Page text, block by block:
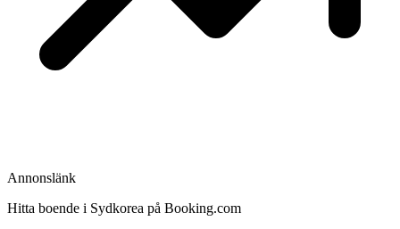
Annonslänk
Hitta boende i Sydkorea på Booking.com